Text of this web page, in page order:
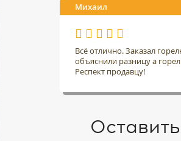
Михаил
Всё отлично. Заказал
объяснили разницу а
Респект продавцу!